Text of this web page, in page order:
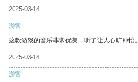
2025-03-14
游客
这款游戏的音乐非常优美，听了让人心旷神怡。
2025-03-14
游客